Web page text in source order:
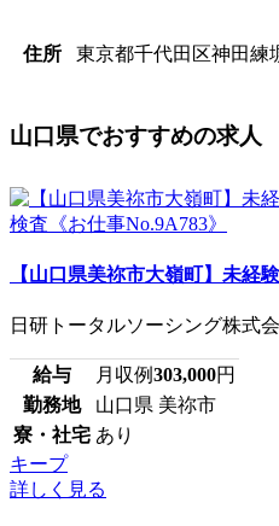
住所 東京都千代田区神田練
山口県でおすすめの求人
【山口県美祢市大嶺町】未経
日研トータルソーシング株式
給与 月収例303,000円
勤務地
山口県 美祢市
寮・社宅 あり
キープ
詳しく見る